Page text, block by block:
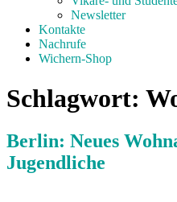
Newsletter
Kontakte
Nachrufe
Wichern-Shop
Schlagwort:
Berlin: Neues
Jugendliche